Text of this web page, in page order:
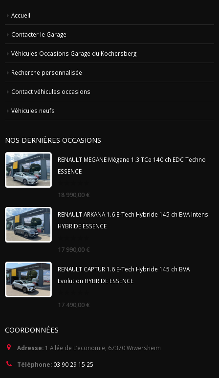
Accueil
Contacter le Garage
Véhicules Occasions Garage du Kochersberg
Recherche personnalisée
Contact véhicules occasions
Véhicules neufs
NOS DERNIÈRES OCCASIONS
RENAULT MEGANE Mégane 1.3 TCe 140 ch EDC Techno
ESSENCE
0
out
18 990,00 €
RENAULT ARKANA 1.6 E-Tech Hybride 145 ch BVA Intens
HYBRIDE ESSENCE
0
out
17 990,00 €
RENAULT CAPTUR 1.6 E-Tech Hybride 145 ch BVA
Evolution HYBRIDE ESSENCE
out
17 490,00 €
COORDONNÉES
Adresse: 1 Allée de L’economie, 67370 Wiwersheim
Téléphone: 03 90 29 15 25